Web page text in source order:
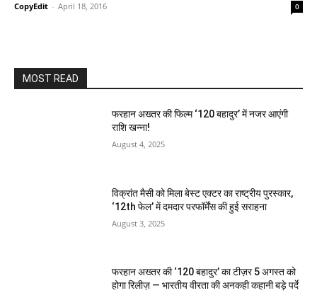
CopyEdit - April 18, 2016 0
MOST READ
फरहान अख्तर की फिल्म ‘120 बहादुर’ में नजर आएंगी
राशि खन्ना!
August 4, 2025
विक्रांत मैसी को मिला बेस्ट एक्टर का राष्ट्रीय पुरस्कार,
‘12th फेल’ में दमदार परफॉर्मेंस की हुई सराहना
August 3, 2025
फरहान अख्तर की ‘120 बहादुर’ का टीज़र 5 अगस्त को
होगा रिलीज़ — भारतीय वीरता की अनकही कहानी बड़े पर्दे